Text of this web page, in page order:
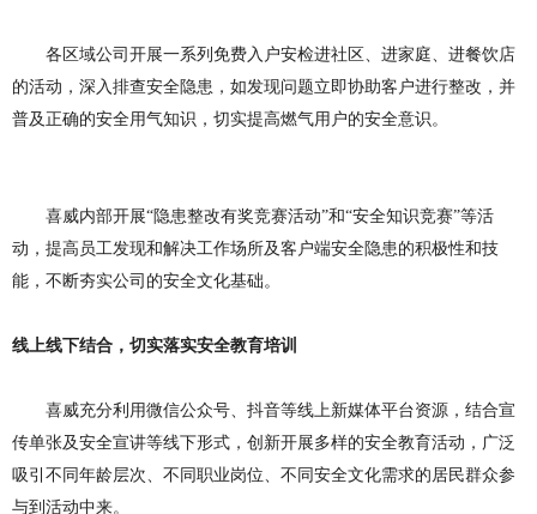
各区域公司开展一系列免费入户安检进社区、进家庭、进餐饮店
的活动，深入排查安全隐患，如发现问题立即协助客户进行整改，并
普及正确的安全用气知识，切实提高燃气用户的安全意识。
喜威内部开展“隐患整改有奖竞赛活动”和“安全知识竞赛”等活
动，提高员工发现和解决工作场所及客户端安全隐患的积极性和技
能，不断夯实公司的安全文化基础。
线上线下结合，切实落实安全教育培训
喜威充分利用微信公众号、抖音等线上新媒体平台资源，结合宣
传单张及安全宣讲等线下形式，创新开展多样的安全教育活动，广泛
吸引不同年龄层次、不同职业岗位、不同安全文化需求的居民群众参
与到活动中来。